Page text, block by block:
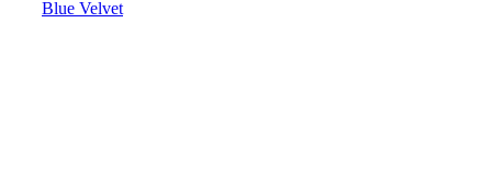
Blue Velvet